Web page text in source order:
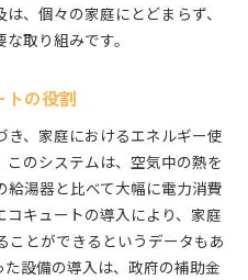
、個々の家庭にとどまらず、
取り組みです。
トの役割
、家庭におけるエネルギー使
のシステムは、空気中の熱を
湯器と比べて大幅に電力消費
キュートの導入により、家庭
ことができるというデータもあ
設備の導入は、政府の補助金